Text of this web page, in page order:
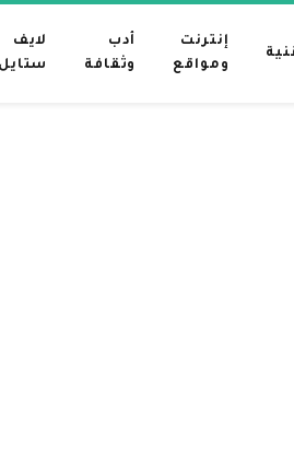
إنترنت
ومواقع
أدب
وثقافة
لايف
ستايل